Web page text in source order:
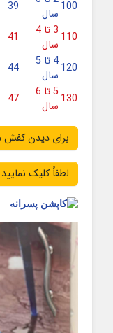
100 سال
39
110
3 تا 4
سال
41
120
4 تا 5
سال
44
130
5 تا 6
سال
47
برای دیدن کفش
لطفاً کلیک نمایید